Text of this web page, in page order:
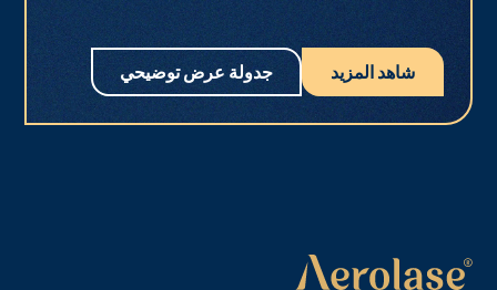
شاهد المزيد جدولة عرض توضيحي